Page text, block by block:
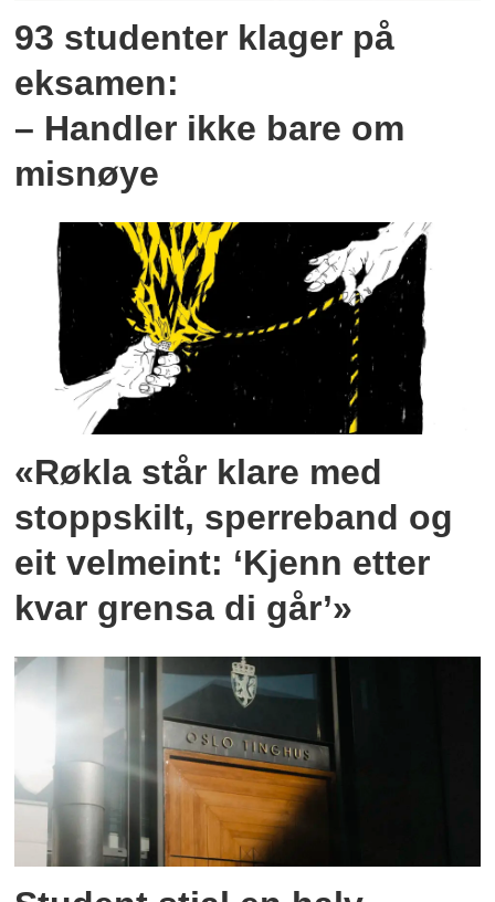
93 studenter klager på
eksamen:
– Handler ikke bare om
misnøye
«Røkla står klare med
stoppskilt, sperreband og
eit velmeint: ‘Kjenn etter
kvar grensa di går’»